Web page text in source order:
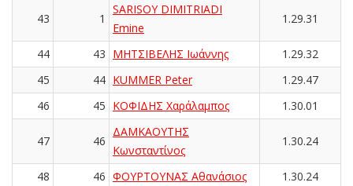
43 1
SARISOY DIMITRIADI
Emine
1.29.31
44 43 ΜΗΤΣΙΒΕΛΗΣ Ιωάννης
1.29.32
45
44 KUMMER Peter
1.29.47
46
45 ΚΟΦΙΔΗΣ Χαράλαμπος 1.30.01
47 46
ΔΑΜΚΑΟΥΤΗΣ
Κωνσταντίνος
1.30.24
48 46 ΦΟΥΡΤΟΥΝΑΣ Αθανάσιος
1.30.24